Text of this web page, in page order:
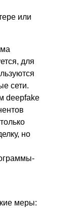
или
для
сети.
deepfake
но
меры: